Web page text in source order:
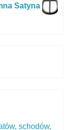
Satyna
schodów,